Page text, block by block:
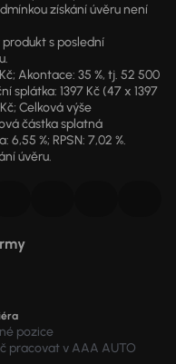
získání úvěru není
s poslední
Akontace: 35 %, tj. 52 500
splátka: 1397 Kč (47 x 1397
Celková výše
částka splatná
6,55 %; RPSN: 7,02 %.
úvěru.
pozice
pracovat v AAA AUTO